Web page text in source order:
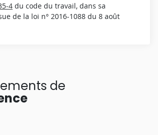
4 du code du travail, dans sa
de la loi n° 2016-1088 du 8 août
de